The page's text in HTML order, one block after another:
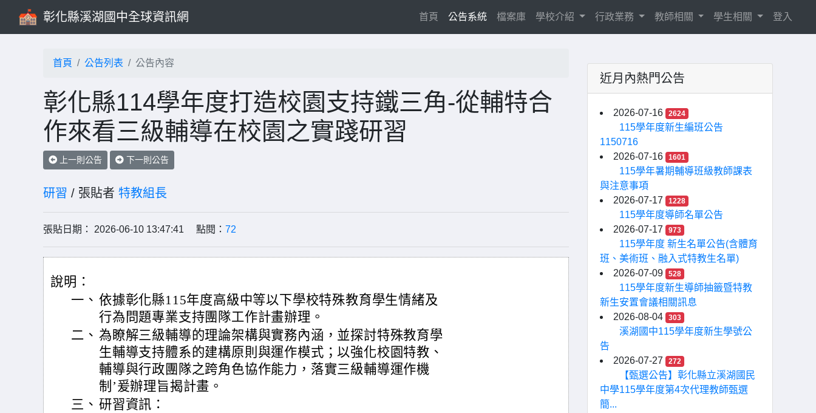
彰化縣溪湖國中全球資訊網 首頁 (current)
公告系統 檔案庫 學校介紹 行政業務 教師相關 學生相關 登入
首頁 公告列表 公告內容
彰化縣114學年度打造校園支持鐵三角-從輔特合
作來看三級輔導在校園之實踐研習
上一則公告 下一則公告
研習 / 張貼者 特教組長
張貼日期： 2026-06-10 13:47:41 點閱： 72
說明：
一、 依據彰化縣115年度高級中等以下學校特殊教育學生情緒及
行為問題專業支持團隊工作計畫辦理。
二、 為瞭解三級輔導的理論架構與實務內涵，並探討特殊教育學
生輔導支持體系的建構原則與運作模式；以強化校園特教、
輔導與行政團隊之跨角色協作能力，落實三級輔導運作機
制’爰辦理旨揭計畫。
三、 研習資訊：
近月內熱門公告
2026-07-16 2624
115學年度新生編班公告
1150716
2026-07-16
1601
115學年暑期輔導班級教師課表
與注意事項
2026-07-17
1228
115學年度導師名單公告
2026-07-17
973
115學年度 新生名單公告(含體育
班、美術班、融入式特教生名單)
2026-07-09
528
115學年度新生導師抽籤暨特教
新生安置會議相關訊息
2026-08-04
303
溪湖國中115學年度新生學號公
告
2026-07-27
272
【甄選公告】彰化縣立溪湖國民
中學115學年度第4次代理教師甄選
簡...